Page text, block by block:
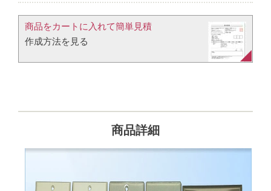
商品をカートに入れて簡単見積​
作成方法を見る​​
商品詳細